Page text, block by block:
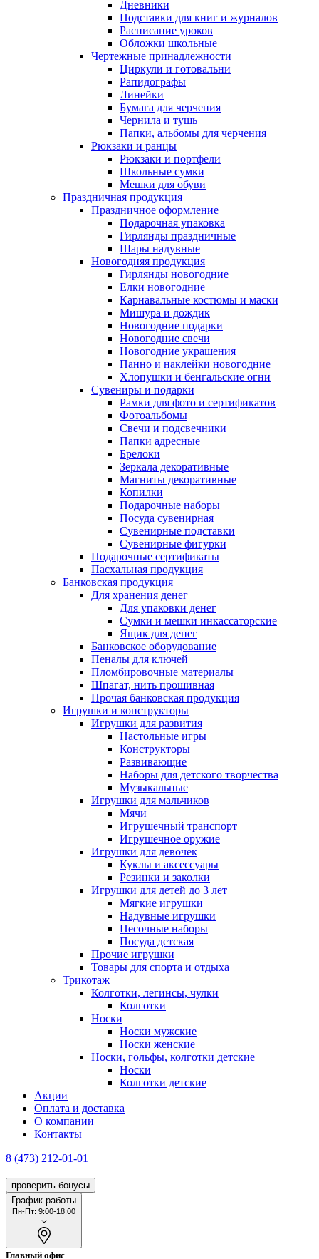
Дневники
Подставки для книг и журналов
Расписание уроков
Обложки школьные
Чертежные принадлежности
Циркули и готовальни
Рапидографы
Линейки
Бумага для черчения
Чернила и тушь
Папки, альбомы для черчения
Рюкзаки и ранцы
Рюкзаки и портфели
Школьные сумки
Мешки для обуви
Праздничная продукция
Праздничное оформление
Подарочная упаковка
Гирлянды праздничные
Шары надувные
Новогодняя продукция
Гирлянды новогодние
Елки новогодние
Карнавальные костюмы и маски
Мишура и дождик
Новогодние подарки
Новогодние свечи
Новогодние украшения
Панно и наклейки новогодние
Хлопушки и бенгальские огни
Сувениры и подарки
Рамки для фото и сертификатов
Фотоальбомы
Свечи и подсвечники
Папки адресные
Брелоки
Зеркала декоративные
Магниты декоративные
Копилки
Подарочные наборы
Посуда сувенирная
Сувенирные подставки
Сувенирные фигурки
Подарочные сертификаты
Пасхальная продукция
Банковская продукция
Для хранения денег
Для упаковки денег
Сумки и мешки инкассаторские
Ящик для денег
Банковское оборудование
Пеналы для ключей
Пломбировочные материалы
Шпагат, нить прошивная
Прочая банковская продукция
Игрушки и конструкторы
Игрушки для развития
Настольные игры
Конструкторы
Развивающие
Наборы для детского творчества
Музыкальные
Игрушки для мальчиков
Мячи
Игрушечный транспорт
Игрушечное оружие
Игрушки для девочек
Куклы и аксессуары
Резинки и заколки
Игрушки для детей до 3 лет
Мягкие игрушки
Надувные игрушки
Песочные наборы
Посуда детская
Прочие игрушки
Товары для спорта и отдыха
Трикотаж
Колготки, легинсы, чулки
Колготки
Носки
Носки мужские
Носки женские
Носки, гольфы, колготки детские
Носки
Колготки детские
Акции
Оплата и доставка
О компании
Контакты
8 (473) 212-01-01
проверить бонусы
График работы
Пн-Пт: 9:00-18:00
Главный офис